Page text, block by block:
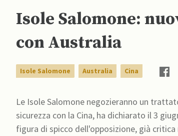
Isole Salomone:
con Australia
Isole Salomone Australia Cina
Le Isole Salomone negozieranno un
sicurezza con la Cina, ha dichiarato il 3
figura di spicco dell'opposizione, già critica nei confronti